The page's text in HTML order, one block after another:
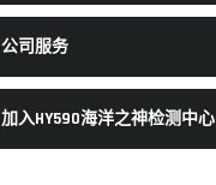
公司服务
加入HY590海洋之神检测中心